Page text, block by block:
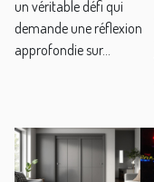
un véritable défi qui
demande une réflexion
approfondie sur...